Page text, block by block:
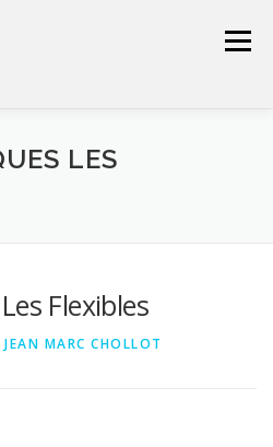
Menu
SÉCURITÉ
ESPACE RÉSERVÉ
LES
Flexibles
JEAN MARC CHOLLOT